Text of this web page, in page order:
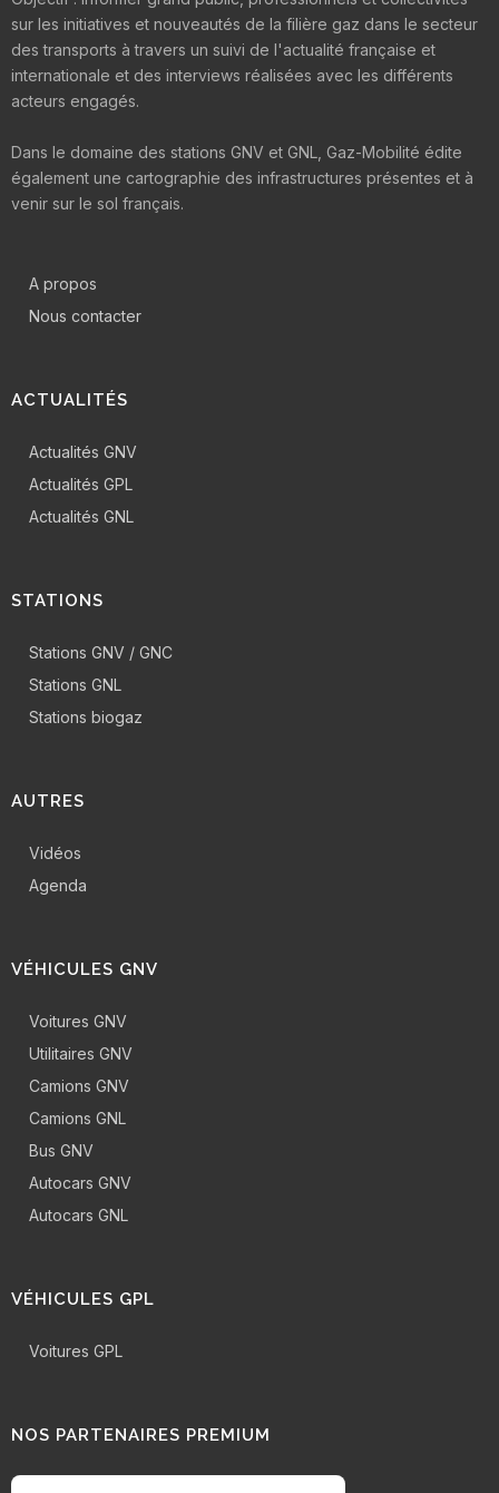
sur les initiatives et nouveautés de la filière gaz dans le secteur
des transports à travers un suivi de l'actualité française et
internationale et des interviews réalisées avec les différents
acteurs engagés.
Dans le domaine des stations GNV et GNL, Gaz-Mobilité édite
également une cartographie des infrastructures présentes et à
venir sur le sol français.
A propos
Nous contacter
ACTUALITÉS
Actualités GNV
Actualités GPL
Actualités GNL
STATIONS
Stations GNV / GNC
Stations GNL
Stations biogaz
AUTRES
Vidéos
Agenda
VÉHICULES GNV
Voitures GNV
Utilitaires GNV
Camions GNV
Camions GNL
Bus GNV
Autocars GNV
Autocars GNL
VÉHICULES GPL
Voitures GPL
NOS PARTENAIRES PREMIUM